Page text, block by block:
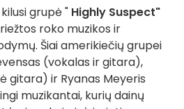
grupė " Highly Suspect"
roko muzikos ir
Šiai amerikiečių grupei
(vokalas ir gitara),
gitara) ir Ryanas Meyeris
muzikantai, kurių dainų